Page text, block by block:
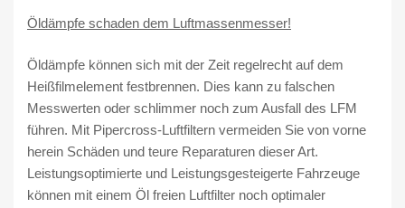
S
i
o
Öldämpfe schaden dem Luftmassenmesser!
Öldämpfe können sich mit der Zeit regelrecht auf dem
Heißfilmelement festbrennen. Dies kann zu falschen
Messwerten oder schlimmer noch zum Ausfall des LFM
führen. Mit Pipercross-Luftfiltern vermeiden Sie von vorne
herein Schäden und teure Reparaturen dieser Art.
Leistungsoptimierte und Leistungsgesteigerte Fahrzeuge
können mit einem Öl freien Luftfilter noch optimaler